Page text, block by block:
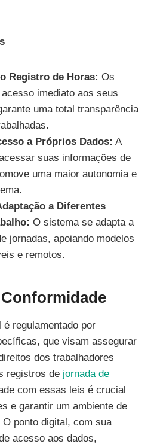
Registro de Horas: Os
imediato aos seus
uma total transparência
a Próprios Dados: A
suas informações de
uma maior autonomia e
a Diferentes
O sistema se adapta a
jornadas, apoiando modelos
e remotos.
regulamentado por
que visam assegurar
dos trabalhadores
registros de jornada de
com essas leis é crucial
e garantir um ambiente de
ponto digital, com sua
acesso aos dados,